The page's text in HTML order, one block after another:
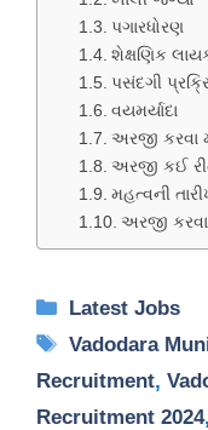
પગારધોરણ
શેક્ષણિક
પસંદગી
વયમર્યાદા
અરજી કરવા
અરજી કઈ
મહત્વની
અરજી
Categories
Latest Jobs
Tags
Vadodara
Recruitment,
Recruitment 2024,